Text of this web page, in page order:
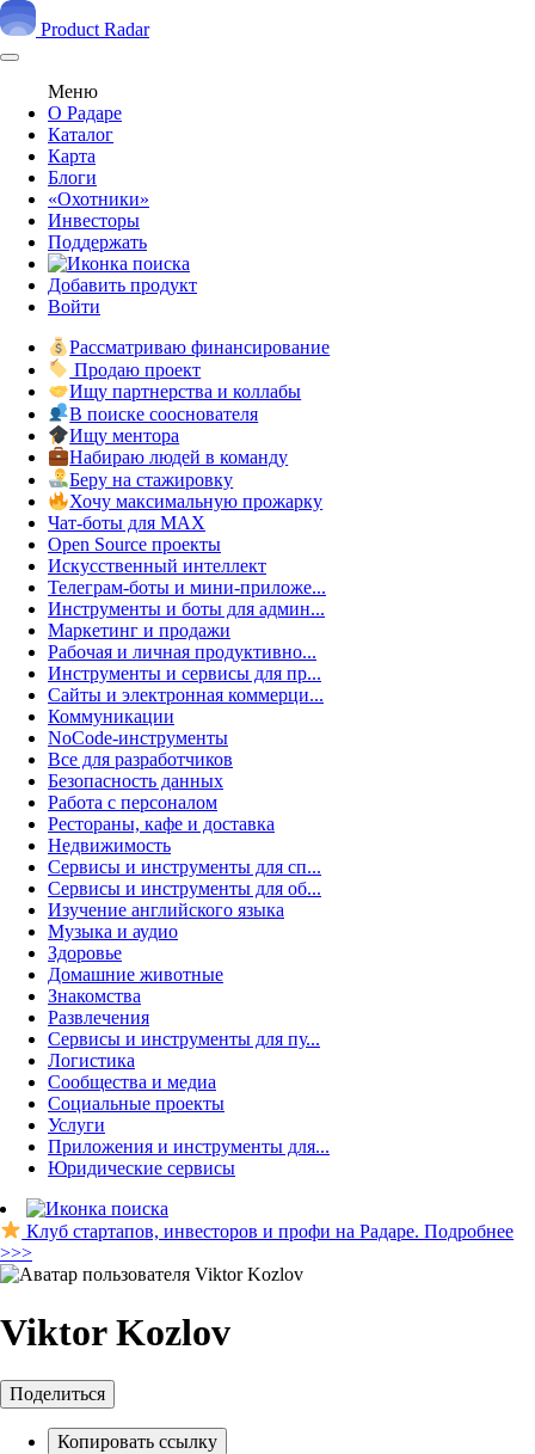
Product Radar
Меню
О Радаре
Каталог
Карта
Блоги
«Охотники»
Инвесторы
Поддержать
Добавить продукт
Войти
Рассматриваю финансирование
Продаю проект
Ищу партнерства и коллабы
В поиске сооснователя
Ищу ментора
Набираю людей в команду
Беру на стажировку
Хочу максимальную прожарку
Чат-боты для MAX
Open Source проекты
Искусственный интеллект
Телеграм-боты и мини-приложе...
Инструменты и боты для админ...
Маркетинг и продажи
Рабочая и личная продуктивно...
Инструменты и сервисы для пр...
Сайты и электронная коммерци...
Коммуникации
NoCode-инструменты
Все для разработчиков
Безопасность данных
Работа с персоналом
Рестораны, кафе и доставка
Недвижимость
Сервисы и инструменты для сп...
Сервисы и инструменты для об...
Изучение английского языка
Музыка и аудио
Здоровье
Домашние животные
Знакомства
Развлечения
Сервисы и инструменты для пу...
Логистика
Сообщества и медиа
Социальные проекты
Услуги
Приложения и инструменты для...
Юридические сервисы
Клуб стартапов, инвесторов и профи на Радаре. Подробнее
>>>
Viktor Kozlov
Поделиться
Копировать ссылку